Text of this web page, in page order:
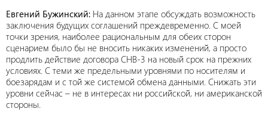
Евгений Бужинский: На данном этапе обсуждать возможность
заключения будущих соглашений преждевременно. С моей
точки зрения, наиболее рациональным для обеих сторон
сценарием было бы не вносить никаких изменений, а просто
продлить действие договора СНВ-3 на новый срок на прежних
условиях. С теми же предельными уровнями по носителям и
боезарядам и с той же системой обмена данными. Снижать эти
уровни сейчас – не в интересах ни российской, ни американской
стороны.